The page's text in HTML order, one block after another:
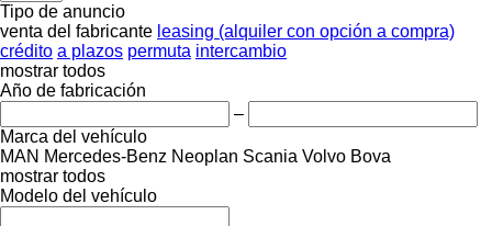
Tipo de anuncio
venta del fabricante leasing (alquiler con opción a compra)
crédito a plazos permuta intercambio
mostrar todos
Año de fabricación
–
Marca del vehículo
MAN Mercedes-Benz Neoplan Scania Volvo Bova
mostrar todos
Modelo del vehículo